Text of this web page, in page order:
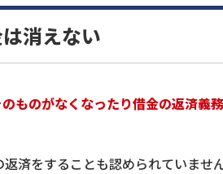
消えない
ものがなくなったり借金の返済義
済をすることも認められていませ